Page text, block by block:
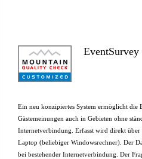
Ein neu konzipiertes System ermöglicht die
Gästemeinungen auch in Gebieten ohne
Internetverbindung. Erfasst wird direkt
Laptop (beliebiger Windowsrechner). Der
bei bestehender Internetverbindung. Der